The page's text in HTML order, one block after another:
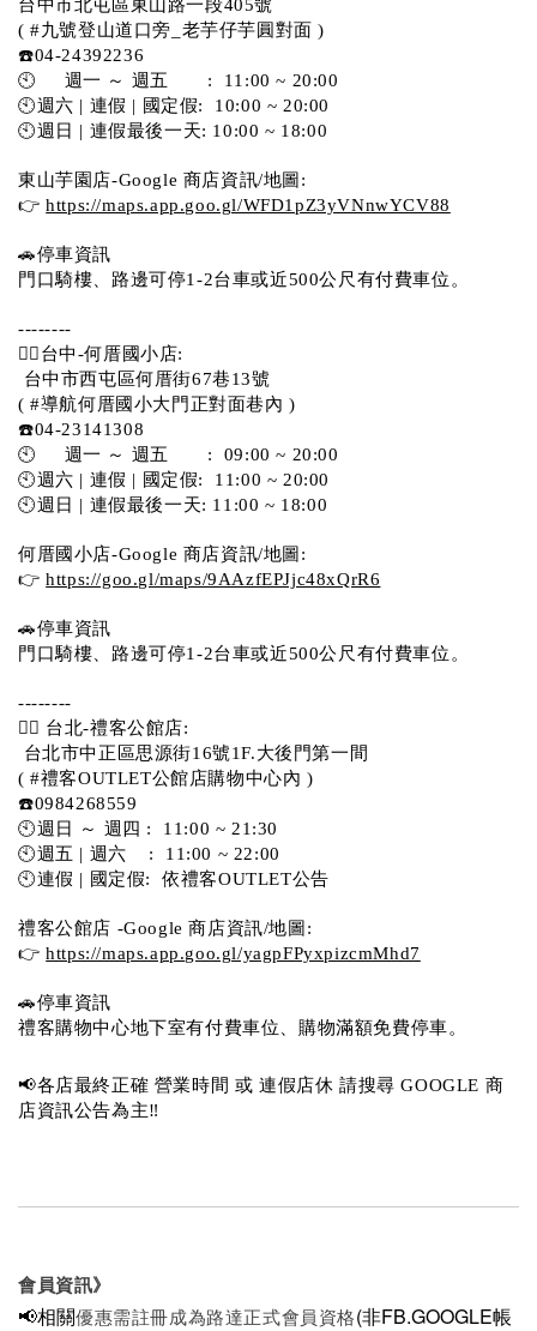
台中市北屯區東山路一段405號
( #九號登山道口旁_老芋仔芋圓對面 )
☎️04-24392236
🕙     週一 ～ 週五       :  11:00 ~ 20:00
🕙週六 | 連假 | 國定假:  10:00 ~ 20:00
🕙週日 | 連假最後一天: 10:00 ~ 18:00
東山芋園店-Google 商店資訊/地圖:
👉 https://maps.app.goo.gl/WFD1pZ3yVNnwYCV88
🚗停車資訊
門口騎樓、路邊可停1-2台車或近500公尺有付費車位。
--------
💁‍♀️台中-何厝國小店:
台中市西屯區何厝街67巷13號
( #導航何厝國小大門正對面巷內 )
☎️04-23141308
🕙     週一 ～ 週五       :  09:00 ~ 20:00
🕙週六 | 連假 | 國定假:  11:00 ~ 20:00
🕙週日 | 連假最後一天: 11:00 ~ 18:00
何厝國小店-Google 商店資訊/地圖:
👉 https://goo.gl/maps/9AAzfEPJjc48xQrR6
🚗停車資訊
門口騎樓、路邊可停1-2台車或近500公尺有付費車位。
--------
💁‍♀️ 台北-禮客公館店:
台北市中正區思源街16號1F.大後門第一間
( #禮客OUTLET公館店購物中心內 )
☎️0984268559
🕙週日 ～ 週四 :  11:00 ~ 21:30
🕙週五 | 週六    :  11:00 ~ 22:00
🕙連假 | 國定假:  依禮客OUTLET公告
禮客公館店 -Google 商店資訊/地圖:
👉 https://maps.app.goo.gl/yagpFPyxpizcmMhd7
🚗停車資訊
禮客購物中心地下室有付費車位、購物滿額免費停車。
📢各店最終正確 營業時間 或 連假店休 請搜尋 GOOGLE 商
店資訊公告為主‼️
會員資訊》
📢相關優惠需註冊成為路達正式會員資格(非FB.GOOGLE帳